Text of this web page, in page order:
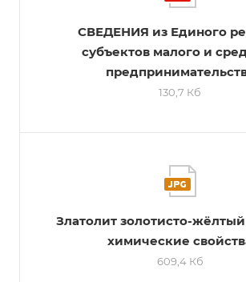
СВЕДЕНИЯ из Единого
субъектов малого и
130,7 Кб
Златолит золотисто-
химические
609,4 Кб